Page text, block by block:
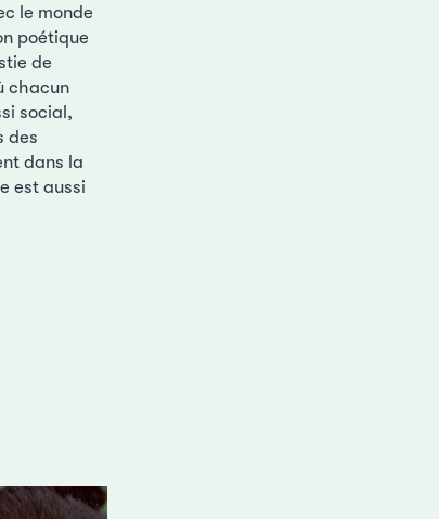
le monde
poétique
de
chacun
social,
des
dans la
est aussi